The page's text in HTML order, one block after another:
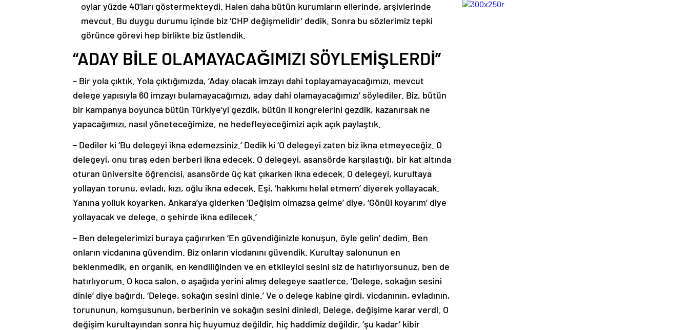
oylar yüzde 40’ları göstermekteydi. Halen daha bütün kurumların ellerinde, arşivlerinde
mevcut. Bu duygu durumu içinde biz ‘CHP değişmelidir’ dedik. Sonra bu sözlerimiz tepki
görünce görevi hep birlikte biz üstlendik.
“ADAY BİLE OLAMAYACAĞIMIZI SÖYLEMİŞLERDİ”
– Bir yola çıktık. Yola çıktığımızda, ‘Aday olacak imzayı dahi toplayamayacağımızı, mevcut
delege yapısıyla 60 imzayı bulamayacağımızı, aday dahi olamayacağımızı’ söylediler. Biz, bütün
bir kampanya boyunca bütün Türkiye’yi gezdik, bütün il kongrelerini gezdik, kazanırsak ne
yapacağımızı, nasıl yöneteceğimize, ne hedefleyeceğimizi açık açık paylaştık.
– Dediler ki ‘Bu delegeyi ikna edemezsiniz.’ Dedik ki ‘O delegeyi zaten biz ikna etmeyeceğiz. O
delegeyi, onu tıraş eden berberi ikna edecek. O delegeyi, asansörde karşılaştığı, bir kat altında
oturan üniversite öğrencisi, asansörde üç kat çıkarken ikna edecek. O delegeyi, kurultaya
yollayan torunu, evladı, kızı, oğlu ikna edecek. Eşi, ‘hakkımı helal etmem’ diyerek yollayacak.
Yanına yolluk koyarken, Ankara’ya giderken ‘Değişim olmazsa gelme’ diye, ‘Gönül koyarım’ diye
yollayacak ve delege, o şehirde ikna edilecek.’
– Ben delegelerimizi buraya çağırırken ‘En güvendiğinizle konuşun, öyle gelin’ dedim. Ben
onların vicdanına güvendim. Biz onların vicdanını güvendik. Kurultay salonunun en
beklenmedik, en organik, en kendiliğinden ve en etkileyici sesini siz de hatırlıyorsunuz, ben de
hatırlıyorum. O koca salon, o aşağıda yerini almış delegeye saatlerce, ‘Delege, sokağın sesini
dinle’ diye bağırdı. ‘Delege, sokağın sesini dinle.’ Ve o delege kabine girdi, vicdanının, evladının,
torununun, komşusunun, berberinin ve sokağın sesini dinledi. Delege, değişime karar verdi. O
değişim kurultayından sonra hiç huyumuz değildir, hiç haddimiz değildir, ‘şu kadar’ kibir
Okusun…